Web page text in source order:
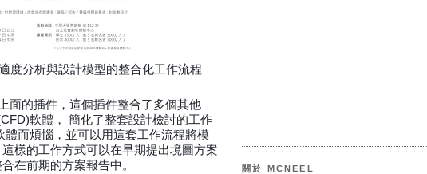
度分析與設計模型的整合化工作流程
面的插件，這個插件整合了多個其他
軟體， 簡化了整套設計檢討的工作
而煩惱，並可以用這套工作流程將模
樣的工作方式可以在早期提出境圖方案
在前期的方案報告中。
關於 MCNEEL